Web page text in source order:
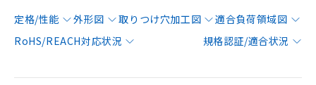
定格/性能 外形図 取りつけ穴加工図
適合負荷領域図
RoHS/REACH対応状況
規格認証/適合状況